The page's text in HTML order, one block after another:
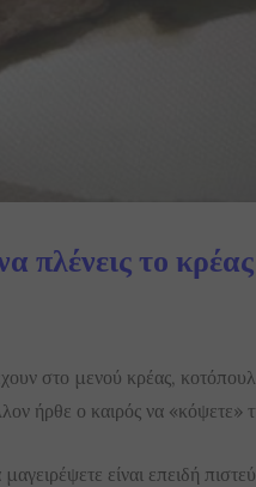
πλένεις το
στο μενού κρέας,
ήρθε ο καιρός να «κόψετε»
είναι επειδή